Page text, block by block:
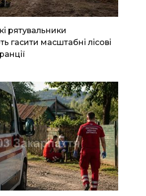
рятувальники
гасити масштабні лісові